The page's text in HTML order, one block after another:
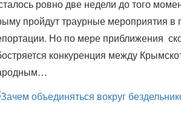
ровно две недели до того
пройдут траурные мероприятия в
Но по мере приближения
конкуренция между